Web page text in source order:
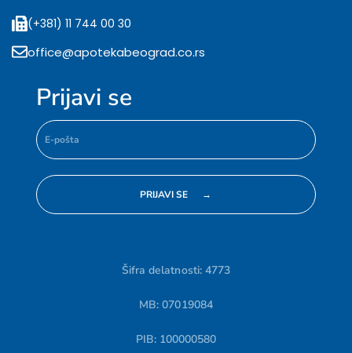
(+381) 11 744 00 30
office@apotekabeograd.co.rs
Prijavi se
Šifra delatnosti: 4773
MB: 07019084
PIB: 100000580